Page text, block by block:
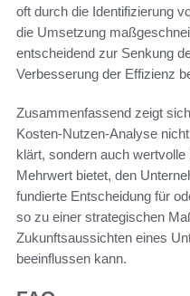
oft durch die Identifizierung
die Umsetzung
entscheidend zur Senkung
Verbesserung der Effizienz
Zusammenfassend zeigt
Kosten-Nutzen-Analyse
klärt, sondern auch
Mehrwert bietet, den
fundierte Entscheidung für
so zu einer strategischen
Zukunftsaussichten eines
beeinflussen kann.